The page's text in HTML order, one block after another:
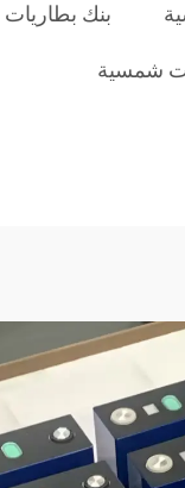
بنك بطاريات
شمسية